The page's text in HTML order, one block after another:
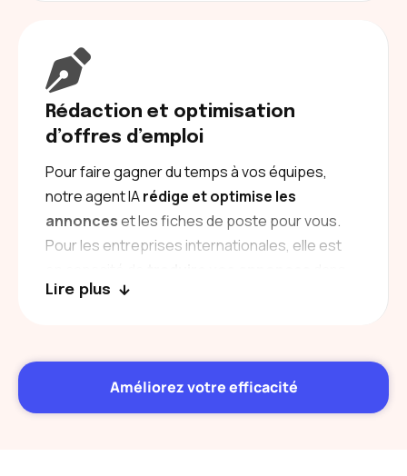
telles que le nom, l’adresse, l’email, l’intitulé du
poste ou encore le type de contrat et
sélectionne le bon template. Ensuite, elle
envoie le contrat conforme via Docusign et
Rédaction et optimisation
d’offres d’emploi
Pour faire gagner du temps à vos équipes,
notre agent IArédige et optimise les
annonceset les fiches de poste pour vous.
Pour les entreprises internationales, elle est
les langues que vous souhaitez.
Lire plus
Améliorez votre efficacité